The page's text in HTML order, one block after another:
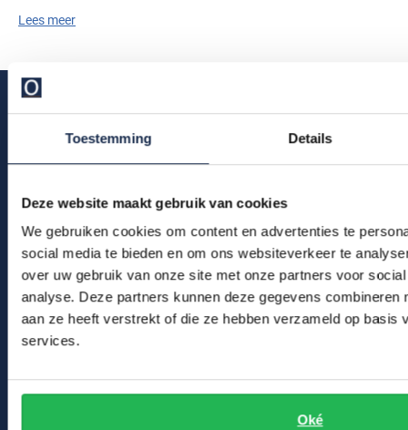
Toestemming Details
Deze website maakt gebruik van cookies
We gebruiken cookies om content en advertenties te
social media te bieden en om ons websiteverkeer te
over uw gebruik van onze site met onze partners voor
analyse. Deze partners kunnen deze gegevens combineren
aan ze heeft verstrekt of die ze hebben verzameld op basis
services.
Oké
Lees meer
Betaalinformatie
Verzendkosten & verzending
Ruilen & retourneren
Klachtenafhandeling
Veelgestelde vragen